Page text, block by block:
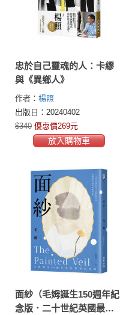
忠於自己靈魂的人：卡繆
與《異鄉人》
作者： 楊照
出版日：20240402
$340 優惠價269元
放入購物車
面紗（毛姆誕生150週年紀
念版．二十世紀英國最炙